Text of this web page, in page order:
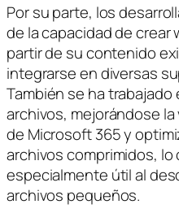
Por su parte, los
de la capacidad de
partir de su contenido
integrarse en diversas
También se ha trabajado
archivos, mejorándose
de Microsoft 365 y
archivos comprimidos, lo
especialmente útil al
archivos pequeños.